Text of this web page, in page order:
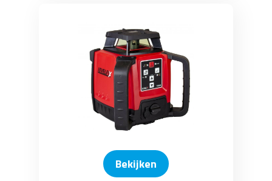
Bekijken